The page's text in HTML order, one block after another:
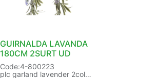
GUIRNALDA LAVANDA
180CM 2SURT UD
Code:4-800223
plc garland lavender 2col